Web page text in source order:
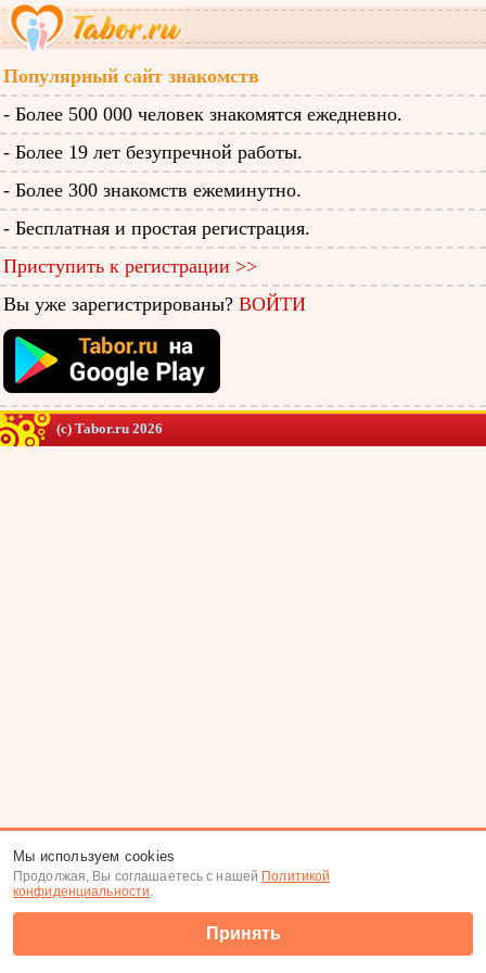
Популярный сайт знакомств
- Более 500 000 человек знакомятся ежедневно.
- Более 19 лет безупречной работы.
- Более 300 знакомств ежеминутно.
- Бесплатная и простая регистрация.
Приступить к регистрации >>
Вы уже зарегистрированы? ВОЙТИ
(c) Tabor.ru 2026
Мы используем cookies
Продолжая, Вы соглашаетесь с нашей Политикой
конфиденциальности.
Принять